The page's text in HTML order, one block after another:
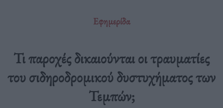
Εφημερίδα
Τι παροχές δικαιούνται οι τραυματίες
του σιδηροδρομικού δυστυχήματος των
Τεμπών;